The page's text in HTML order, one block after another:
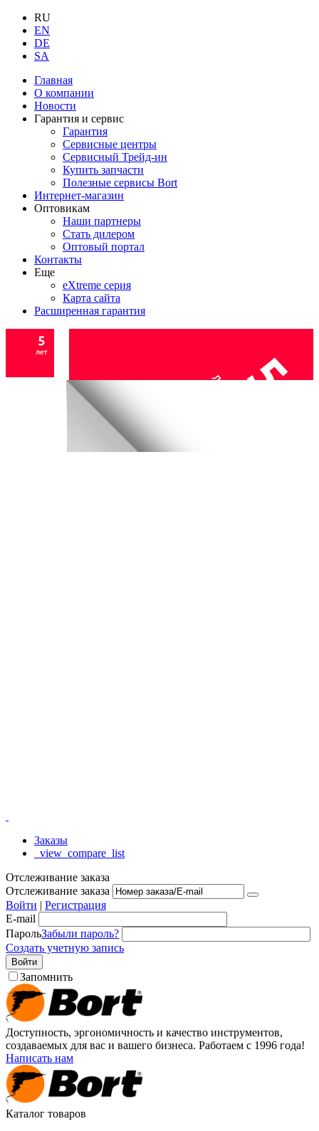
RU
EN
DE
SA
Главная
О компании
Новости
Гарантия и сервис
Гарантия
Сервисные центры
Сервисный Трейд-ин
Купить запчасти
Полезные сервисы Bort
Интернет-магазин
Оптовикам
Наши партнеры
Стать дилером
Оптовый портал
Контакты
Еще
eXtreme серия
Карта сайта
Расширенная гарантия
Заказы
_view_compare_list
Отслеживание заказа
Отслеживание заказа
Войти | Регистрация
E-mail
ПарольЗабыли пароль?
Создать учетную запись
Войти
Запомнить
Доступность, эргономичность и качество инструментов,
создаваемых для вас и вашего бизнеса. Работаем с 1996 года!
Написать нам
Каталог товаров